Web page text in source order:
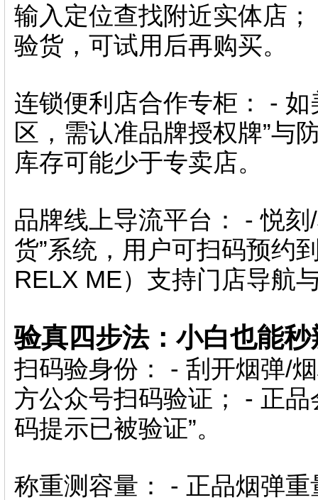
输入定位查找附近实体店
验货，可试用后再购买。
连锁便利店合作专柜： -
区，需认准品牌授权牌”与
库存可能少于专卖店。
品牌线上导流平台： - 悦
货”系统，用户可扫码预约
RELX ME）支持门店导航
验真四步法：小白也能秒
扫码验身份： - 刮开烟弹/
方公众号扫码验证； - 正
码提示已被验证”。
称重测容量： - 正品烟弹